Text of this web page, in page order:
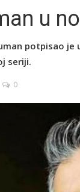
u
potpisao
seriji.
0